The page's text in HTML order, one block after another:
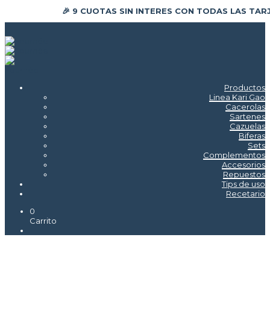
🎉 9 CUOTAS SIN INTERES CON TODAS LAS
Productos
Linea Kari Gao
Cacerolas
Sartenes
Cazuelas
Biferas
Sets
Complementos
Accesorios
Repuestos
Tips de uso
Recetario
0
Carrito